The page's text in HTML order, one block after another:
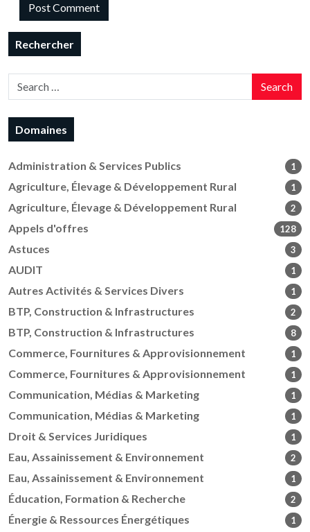
Rechercher
Search
Domaines
Administration & Services Publics 1
Agriculture, Élevage & Développement Rural 1
Agriculture, Élevage & Développement Rural 2
Appels d'offres 128
Astuces 3
AUDIT 1
Autres Activités & Services Divers 1
BTP, Construction & Infrastructures 2
BTP, Construction & Infrastructures 8
Commerce, Fournitures & Approvisionnement 1
Commerce, Fournitures & Approvisionnement 1
Communication, Médias & Marketing 1
Communication, Médias & Marketing 1
Droit & Services Juridiques 1
Eau, Assainissement & Environnement 2
Eau, Assainissement & Environnement 1
Éducation, Formation & Recherche 2
Énergie & Ressources Énergétiques 1